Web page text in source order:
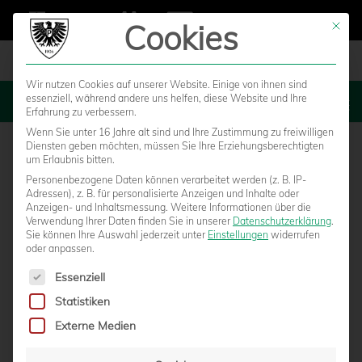
MENU
FIFA-REFEREE DANKERT LEITET PARTIE
Mit
Cookies
Wir nutzen Cookies auf unserer Website. Einige von ihnen sind
essenziell, während andere uns helfen, diese Website und Ihre
Erfahrung zu verbessern.
Wenn Sie unter 16 Jahre alt sind und Ihre Zustimmung zu freiwilligen
Diensten geben möchten, müssen Sie Ihre Erziehungsberechtigten
um Erlaubnis bitten.
Personenbezogene Daten können verarbeitet werden (z. B. IP-
Adressen), z. B. für personalisierte Anzeigen und Inhalte oder
Anzeigen- und Inhaltsmessung. Weitere Informationen über die
Verwendung Ihrer Daten finden Sie in unserer Datenschutzerklärung.
Sie können Ihre Auswahl jederzeit unter Einstellungen widerrufen
oder anpassen.
Es folgt eine Liste der Service-Gruppen, für die eine
Essenziell
Statistiken
Externe Medien